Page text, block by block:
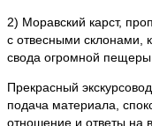
2) Моравский карст,
с отвесными склонами,
свода огромной
Прекрасный
подача материала,
отношение и ответы на